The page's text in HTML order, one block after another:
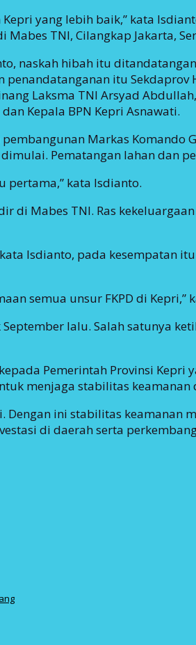
yang lebih baik,” kata
TNI, Cilangkap Jakarta,
naskah hibah itu
itu Sekdaprov
Laksma TNI Arsyad
Kepala BPN Kepri Asnawati.
Markas Komando
Pematangan lahan dan
pertama,” kata Isdianto.
Mabes TNI. Ras
Isdianto, pada kesempatan
semua unsur FKPD di Kepri,”
lalu. Salah satunya
Pemerintah Provinsi
menjaga stabilitas keamanan
ini stabilitas keamanan
di daerah serta